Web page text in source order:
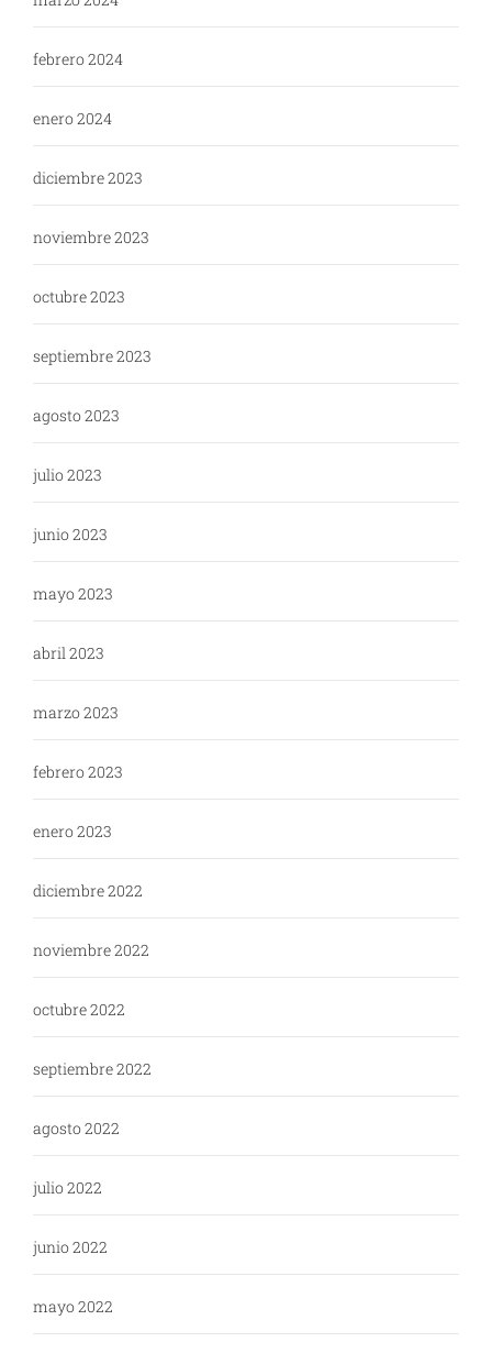
febrero 2024
enero 2024
diciembre 2023
noviembre 2023
octubre 2023
septiembre 2023
agosto 2023
julio 2023
junio 2023
mayo 2023
abril 2023
marzo 2023
febrero 2023
enero 2023
diciembre 2022
noviembre 2022
octubre 2022
septiembre 2022
agosto 2022
julio 2022
junio 2022
mayo 2022